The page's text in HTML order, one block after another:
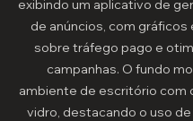
exibindo um aplicativo de
de anúncios, com gráficos
sobre tráfego pago e
campanhas. O fundo
ambiente de escritório com
vidro, destacando o uso